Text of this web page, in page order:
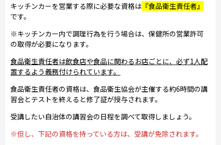
キッチンカーを営業する際に必要な資格は 『食品衛生責任者』
です。
※キッチンカー内で調理行為を行う場合は、保健所の営業許可
の取得が必要になります。
食品衛生責任者は飲食店や食品に関わるお店ごとに、必ず1人配
置するよう義務付けられています。
食品衛生責任者の資格は、食品衛生協会が主催する約6時間の講
習会とテストを終えると修了証が授与されます。
受講したい自治体の講習会の日程を調べて取得しましょう。
※但し、下記の資格を持っている方は、受講が免除されます。